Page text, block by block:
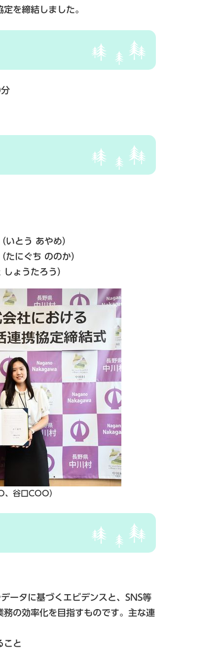
を締結しました。
とう あやめ）
にぐち ののか）
ょうたろう）
谷口COO）
ータに基づくエビデンスと、SNS等
の効率化を目指すものです。主な連
こと